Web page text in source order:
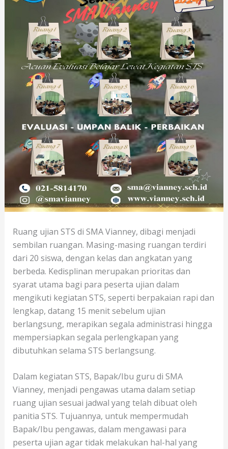
Ruang ujian STS di SMA Vianney, dibagi menjadi
sembilan ruangan. Masing-masing ruangan terdiri
dari 20 siswa, dengan kelas dan angkatan yang
berbeda. Kedisplinan merupakan prioritas dan
syarat utama bagi para peserta ujian dalam
mengikuti kegiatan STS, seperti berpakaian rapi dan
lengkap, datang 15 menit sebelum ujian
berlangsung, merapikan segala administrasi hingga
mempersiapkan segala perlengkapan yang
dibutuhkan selama STS berlangsung.
Dalam kegiatan STS, Bapak/Ibu guru di SMA
Vianney, menjadi pengawas utama dalam setiap
ruang ujian sesuai jadwal yang telah dibuat oleh
panitia STS. Tujuannya, untuk mempermudah
Bapak/Ibu pengawas, dalam mengawasi para
peserta ujian agar tidak melakukan hal-hal yang